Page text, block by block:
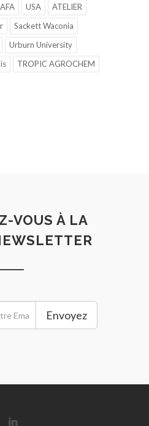
AFA USA
ATELIER
Sackett Waconia
Urburn University
TROPIC AGROCHEM
VOUS À LA
Envoyez